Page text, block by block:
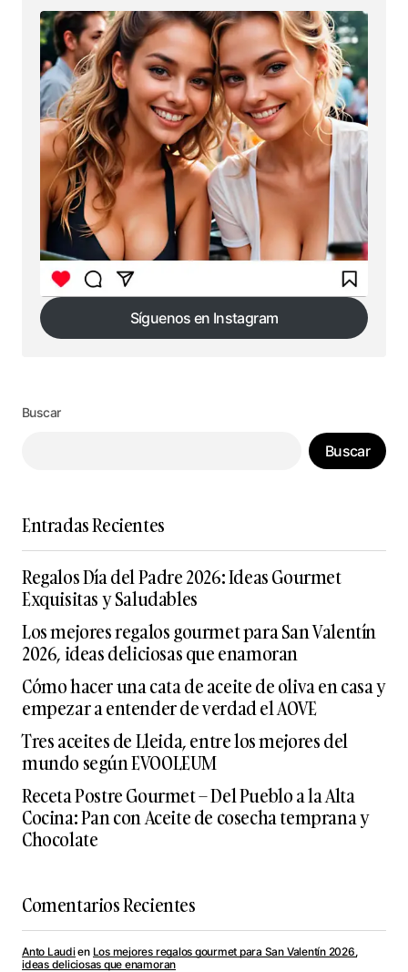
Síguenos en Instagram
Síguenos en Instagram
Buscar
Buscar
Entradas Recientes
Regalos Día del Padre 2026: Ideas Gourmet
Exquisitas y Saludables
Los mejores regalos gourmet para San Valentín
2026, ideas deliciosas que enamoran
Cómo hacer una cata de aceite de oliva en casa y
empezar a entender de verdad el AOVE
Tres aceites de Lleida, entre los mejores del
mundo según EVOOLEUM
Receta Postre Gourmet – Del Pueblo a la Alta
Cocina: Pan con Aceite de cosecha temprana y
Chocolate
Comentarios Recientes
Anto Laudien Los mejores regalos gourmet para San Valentín 2026,
ideas deliciosas que enamoran